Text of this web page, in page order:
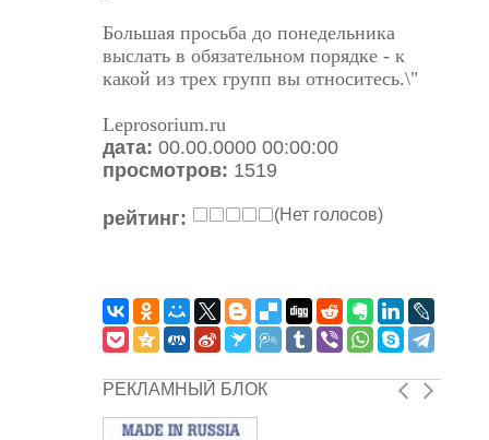
Большая просьба до понедельника
выслать в обязательном порядке - к
какой из трех групп вы относитесь.\"
Leprosorium.ru
дата: 00.00.0000 00:00:00
просмотров: 1519
рейтинг: (Нет голосов)
РЕКЛАМНЫЙ БЛОК